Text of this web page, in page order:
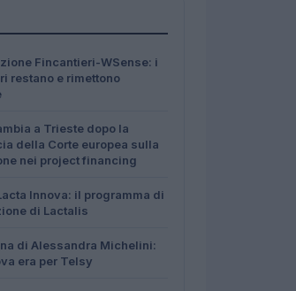
Fincantieri-WSense: i
restano e rimettono
a Trieste dopo la
della Corte europea sulla
nei project financing
Innova: il programma di
di Lactalis
di Alessandra Michelini:
era per Telsy